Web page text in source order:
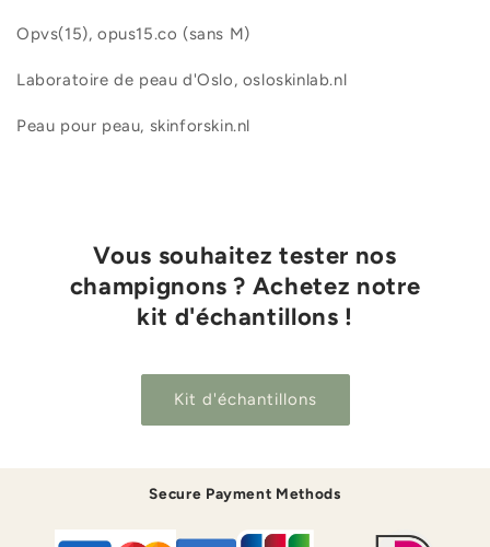
Opvs(15), opus15.co (sans M)
Laboratoire de peau d'Oslo, osloskinlab.nl
Peau pour peau, skinforskin.nl
Vous souhaitez tester nos
champignons ? Achetez notre
kit d'échantillons !
Kit d'échantillons
Secure Payment Methods